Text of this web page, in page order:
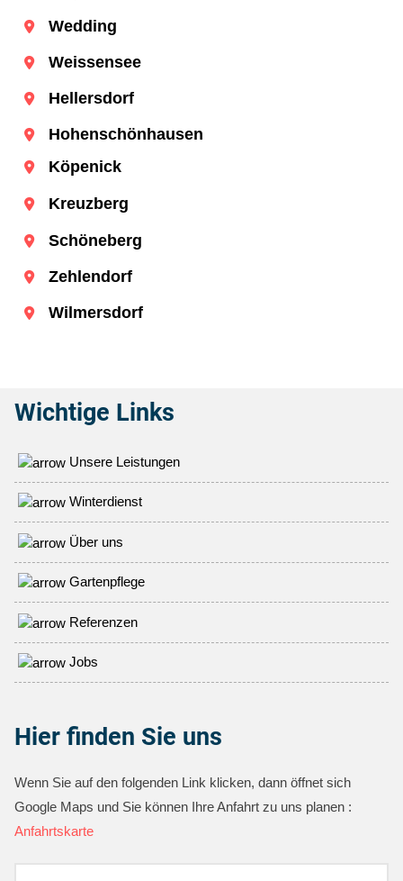
Wedding
Weissensee
Hellersdorf
Hohenschönhausen
Köpenick
Kreuzberg
Schöneberg
Zehlendorf
Wilmersdorf
Wichtige Links
Unsere Leistungen
Winterdienst
Über uns
Gartenpflege
Referenzen
Jobs
Hier finden Sie uns
Wenn Sie auf den folgenden Link klicken, dann öffnet sich
Google Maps und Sie können Ihre Anfahrt zu uns planen :
Anfahrtskarte